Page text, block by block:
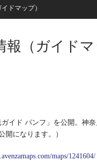
ドマップ）
報（ガイドマ
ガイド パンフ」を公開。
開になります。）
maps/1241604/